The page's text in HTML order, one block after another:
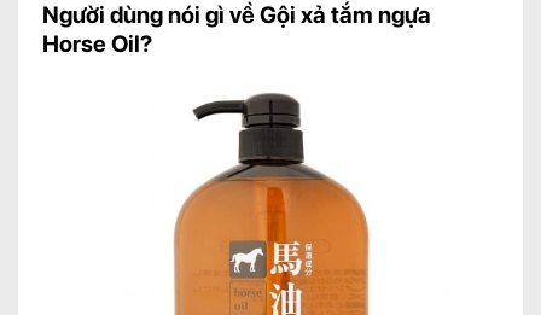
Người dùng nói gì về Gội xả tắm ngựa
Horse Oil?